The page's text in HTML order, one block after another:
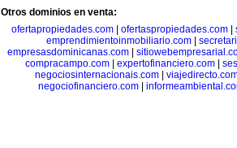
Otros dominios en venta:
ofertapropiedades.com
ofertaspropiedades.com
emprendimientoinmobiliario.com|
empresasdominicanas.com|
compracampo.com| expertofinanciero.com|
negociosinternacionais.com
negociofinanciero.com